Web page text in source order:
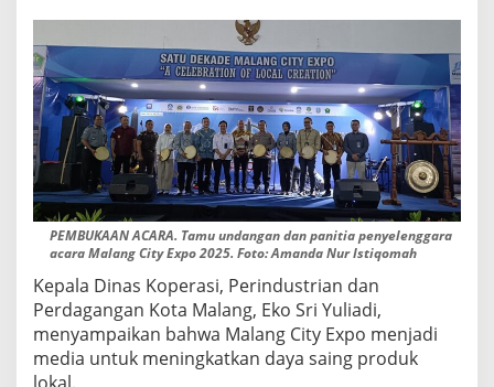
PEMBUKAAN ACARA. Tamu undangan dan panitia penyelenggara
acara Malang City Expo 2025. Foto: Amanda Nur Istiqomah
Kepala Dinas Koperasi, Perindustrian dan
Perdagangan Kota Malang, Eko Sri Yuliadi,
menyampaikan bahwa Malang City Expo menjadi
media untuk meningkatkan daya saing produk